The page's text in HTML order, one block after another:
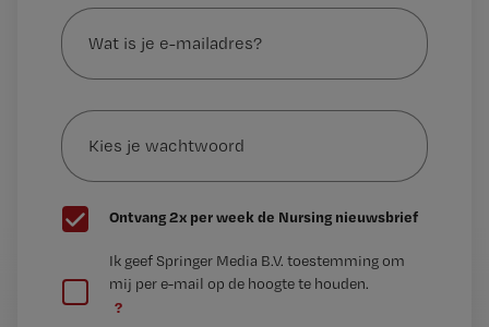
Wat
is
je
mailadres?
Kies
je
wachtwoord
G
e
Ontvang 2x per week de Nursing nieuwsbrief
e
Ik geef Springer Media B.V. toestemming om
mij per e-mail op de hoogte te houden.
?